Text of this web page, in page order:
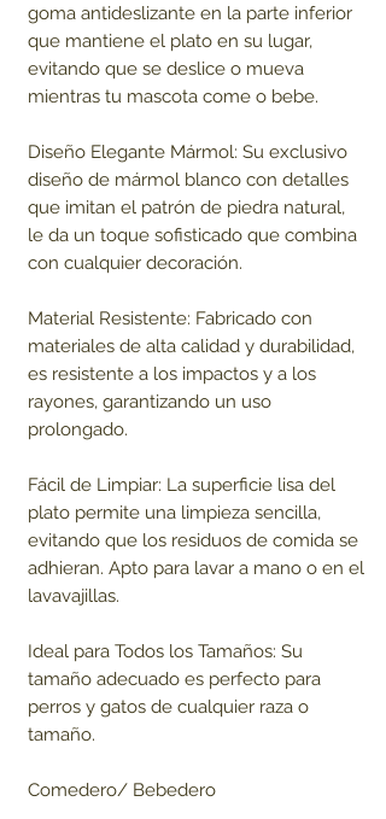
goma antideslizante en la parte inferior
que mantiene el plato en su lugar,
evitando que se deslice o mueva
mientras tu mascota come o bebe.
Diseño Elegante Mármol: Su exclusivo
diseño de mármol blanco con detalles
que imitan el patrón de piedra natural,
le da un toque sofisticado que combina
con cualquier decoración.
Material Resistente: Fabricado con
materiales de alta calidad y durabilidad,
es resistente a los impactos y a los
rayones, garantizando un uso
prolongado.
Fácil de Limpiar: La superficie lisa del
plato permite una limpieza sencilla,
evitando que los residuos de comida se
adhieran. Apto para lavar a mano o en el
lavavajillas.
Ideal para Todos los Tamaños: Su
tamaño adecuado es perfecto para
perros y gatos de cualquier raza o
tamaño.
Comedero/ Bebedero